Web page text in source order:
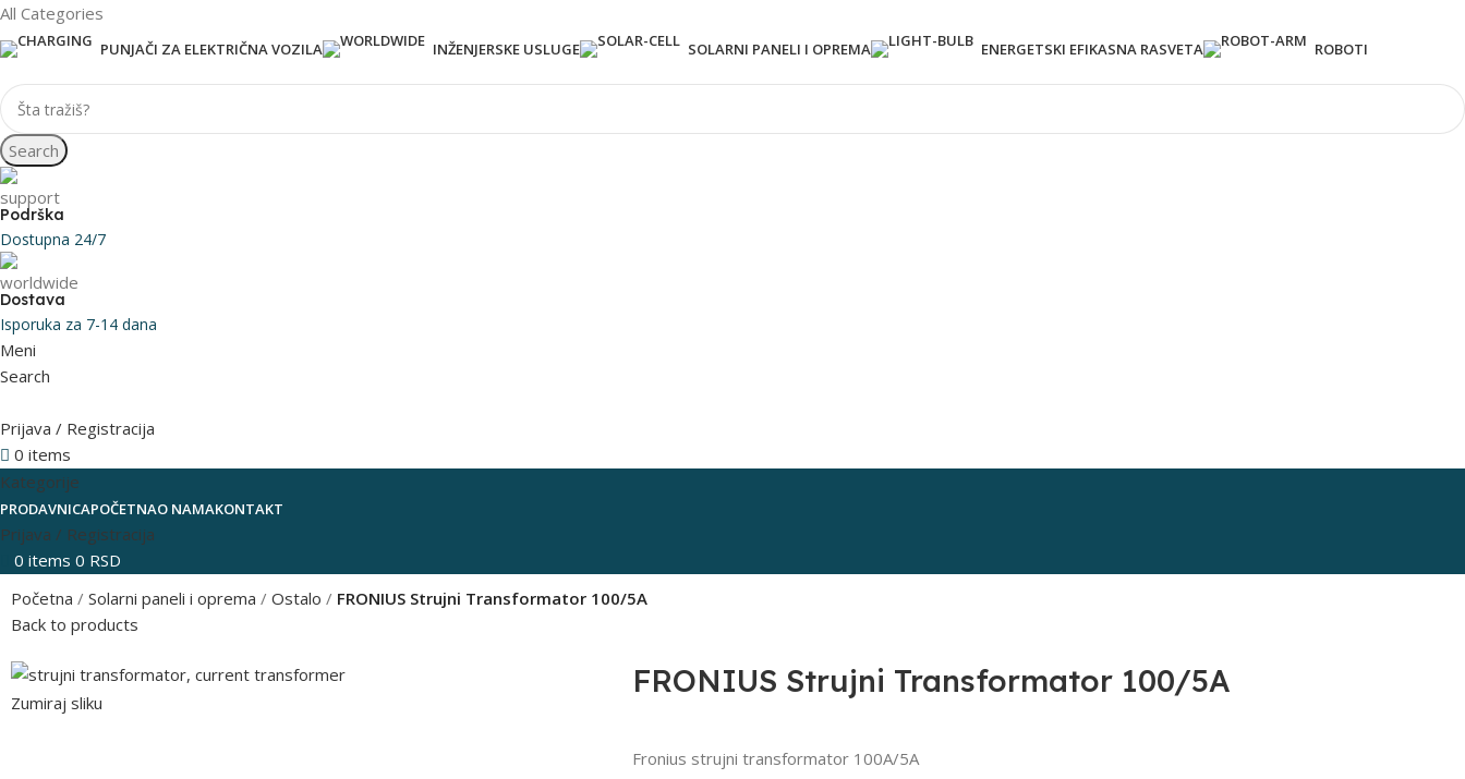
All Categories
PUNJAČI ZA ELEKTRIČNA VOZILA INŽENJERSKE USLUGE SOLARNI PANELI I OPREMA ENERGETSKI EFIKASNA RASVETA ROBOTI
Search
Podrška
Dostupna 24/7
Dostava
Isporuka za 7-14 dana
Meni
Search
Prijava / Registracija
0 items
Kategorije
PRODAVNICAPOČETNAO NAMAKONTAKT
Prijava / Registracija
0 items 0 RSD
Početna
Solarni paneli i oprema Ostalo
FRONIUS Strujni Transformator 100/5A
Back to products
Zumiraj sliku
FRONIUS Strujni Transformator 100/5A
Fronius strujni transformator 100A/5A